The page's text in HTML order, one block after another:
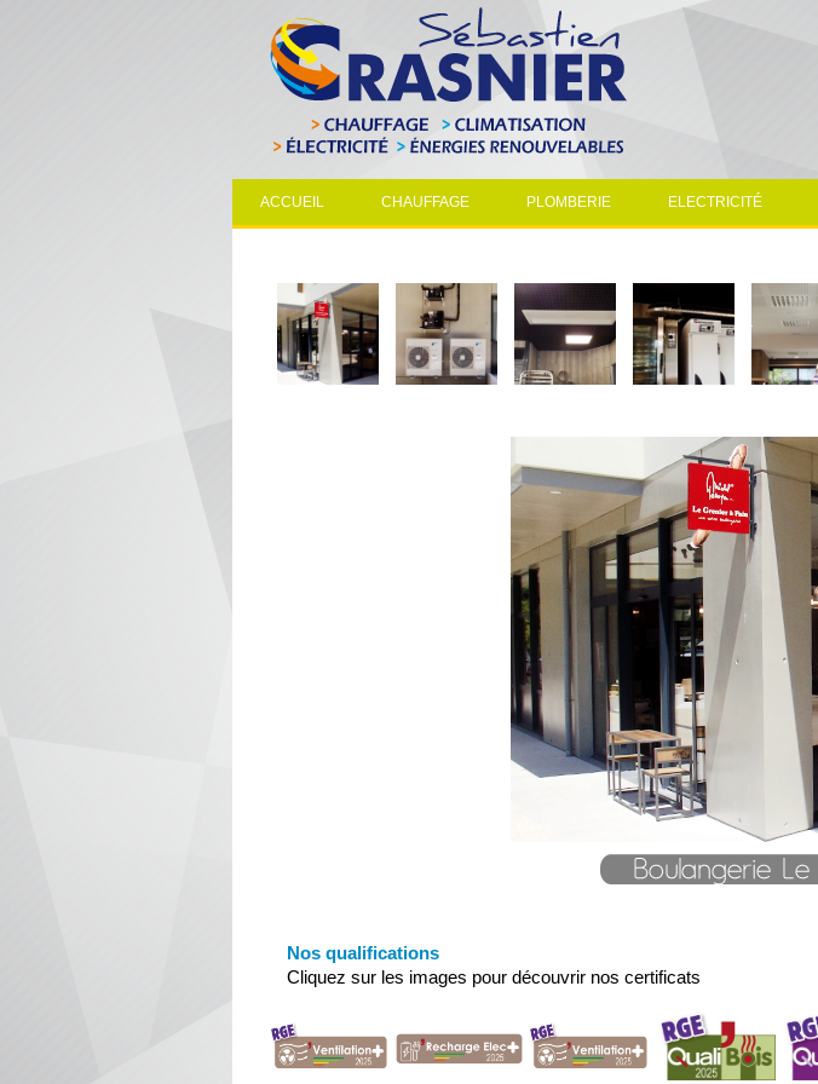
ACCUEIL CHAUFFAGE PLOMBERIE ELECTRICITÉ
Nos qualifications
Cliquez sur les images pour découvrir nos certificats